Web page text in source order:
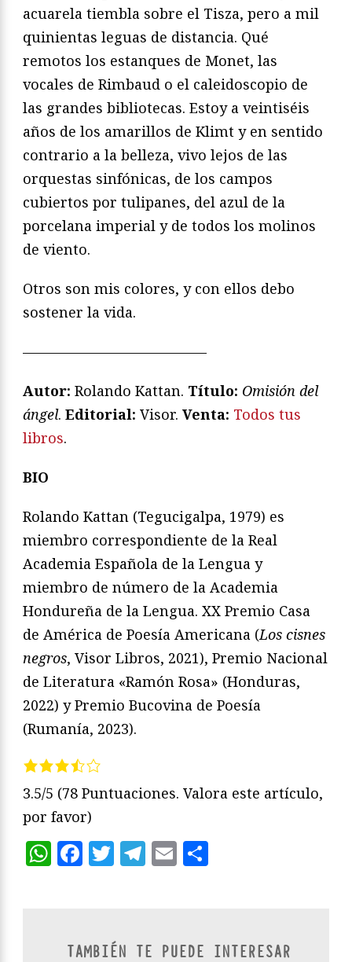
acuarela tiembla sobre el Tisza, pero a mil
quinientas leguas de distancia. Qué
remotos los estanques de Monet, las
vocales de Rimbaud o el caleidoscopio de
las grandes bibliotecas. Estoy a veintiséis
años de los amarillos de Klimt y en sentido
contrario a la belleza, vivo lejos de las
orquestas sinfónicas, de los campos
cubiertos por tulipanes, del azul de la
porcelana imperial y de todos los molinos
de viento.
Otros son mis colores, y con ellos debo
sostener la vida.
—————————————
Autor: Rolando Kattan. Título: Omisión del
ángel. Editorial: Visor. Venta: Todos tus
libros.
BIO
Rolando Kattan (Tegucigalpa, 1979) es
miembro correspondiente de la Real
Academia Española de la Lengua y
miembro de número de la Academia
Hondureña de la Lengua. XX Premio Casa
de América de Poesía Americana (Los cisnes
negros, Visor Libros, 2021), Premio Nacional
de Literatura «Ramón Rosa» (Honduras,
2022) y Premio Bucovina de Poesía
(Rumanía, 2023).
3.5/5 (78 Puntuaciones. Valora este artículo,
por favor)
WhatsApp
Facebook
Twitter
Telegram
Email
TAMBIÉN TE PUEDE INTERESAR